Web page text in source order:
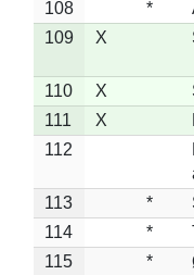
108
*
109
X
110 X
111
X
112
113
*
114
*
115
*